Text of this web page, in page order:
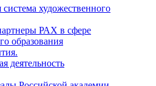
художественного
РАХ в сфере
образования
деятельность